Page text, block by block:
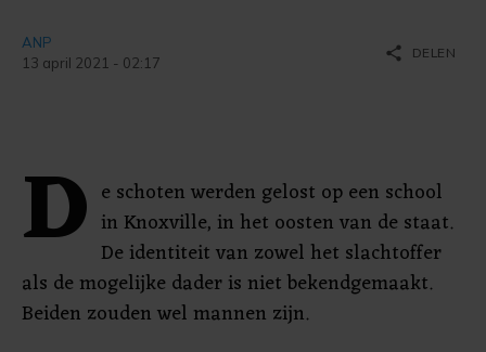
ANP
13 april 2021 - 02:17
share DELEN
D e schoten werden gelost op een school
in Knoxville, in het oosten van de staat.
De identiteit van zowel het slachtoffer
als de mogelijke dader is niet bekendgemaakt.
Beiden zouden wel mannen zijn.